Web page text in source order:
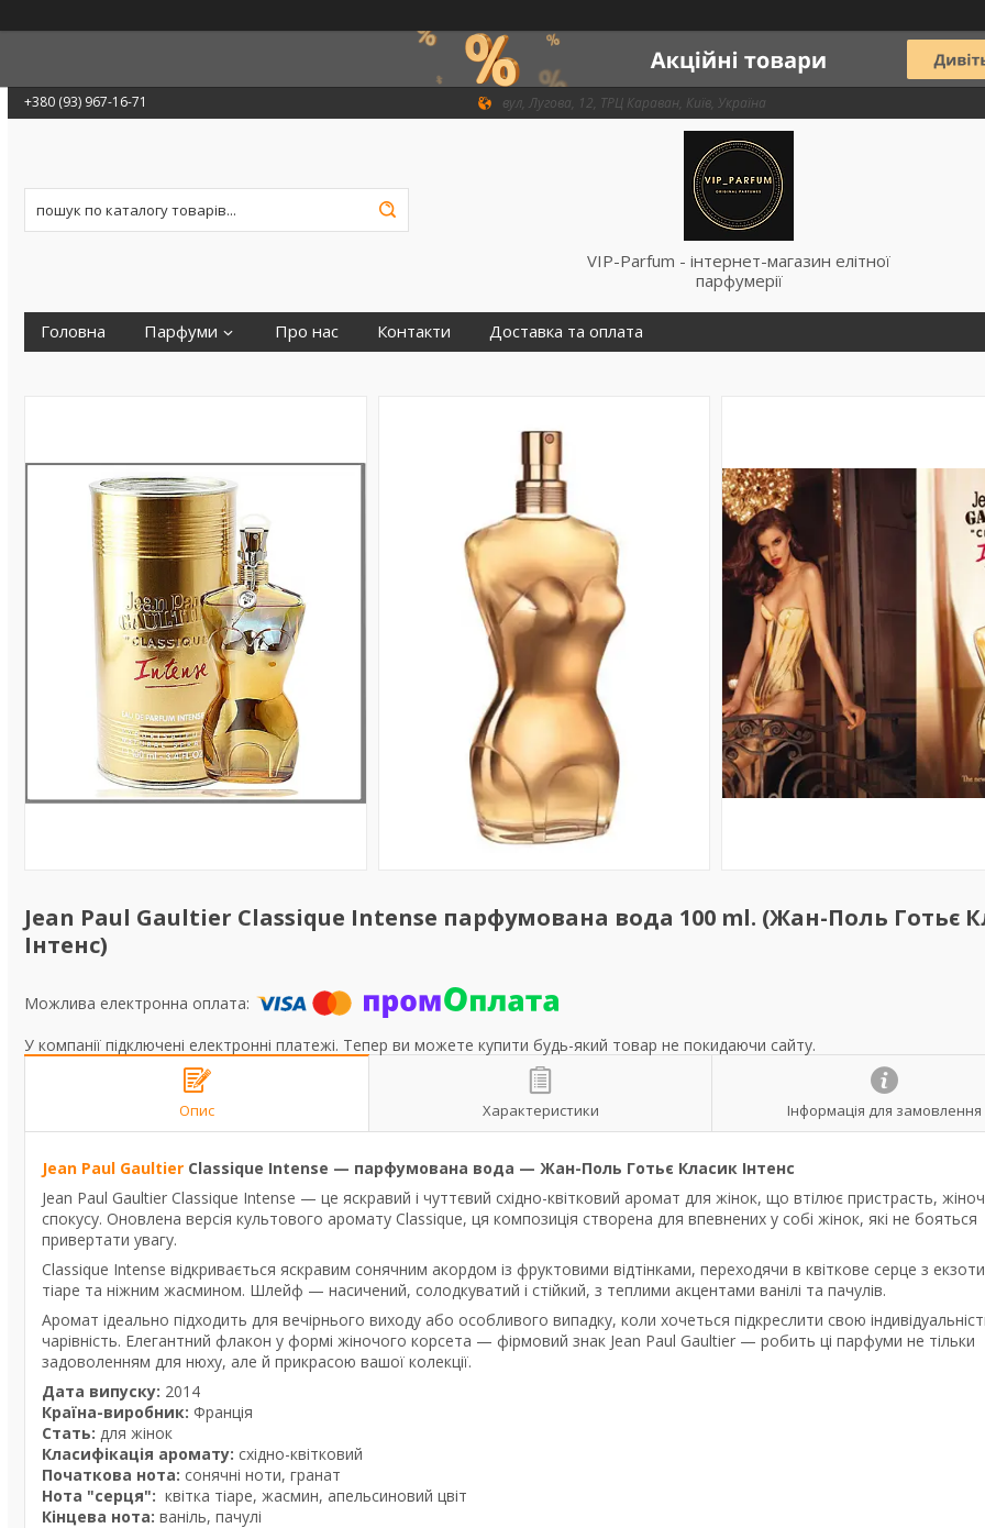
+380 (93) 967-16-71 вул, Лугова, 12, ТРЦ Караван, Київ, Україна
VIP-Parfum - інтернет-магазин елітної
парфумерії
Головна Парфуми Про нас Контакти Доставка та оплата
Jean Paul Gaultier Classique Intense парфумована вода 100 ml. (Жан-Поль Готьє
Інтенс)
У компанії підключені електронні платежі. Тепер ви можете купити будь-який товар не покидаючи сайту.
Опис Характеристики Інформація для замовлення
Jean Paul Gaultier Classique Intense — парфумована вода — Жан-Поль Готьє Класик Інтенс
Jean Paul Gaultier Classique Intense — це яскравий і чуттєвий східно-квітковий аромат для жінок, що втілює пристрасть,
спокусу. Оновлена версія культового аромату Classique, ця композиція створена для впевнених у собі жінок, які не бояться
привертати увагу.
Classique Intense відкривається яскравим сонячним акордом із фруктовими відтінками, переходячи в квіткове серце з
тіаре та ніжним жасмином. Шлейф — насичений, солодкуватий і стійкий, з теплими акцентами ванілі та пачулів.
Аромат ідеально підходить для вечірнього виходу або особливого випадку, коли хочеться підкреслити свою
чарівність. Елегантний флакон у формі жіночого корсета — фірмовий знак Jean Paul Gaultier — робить ці парфуми не тільки
задоволенням для нюху, але й прикрасою вашої колекції.
Дата випуску: 2014
Країна-виробник: Франція
Стать: для жінок
Класифікація аромату: східно-квітковий
Початкова нота: сонячні ноти, гранат
Нота "серця": квітка тіаре, жасмин, апельсиновий цвіт
Кінцева нота: ваніль, пачулі